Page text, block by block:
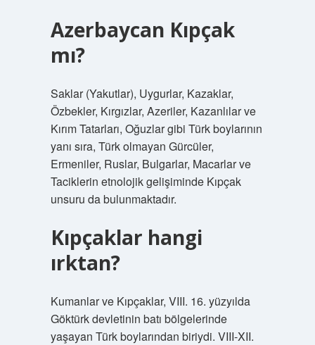
Azerbaycan Kıpçak
mı?
Saklar (Yakutlar), Uygurlar, Kazaklar,
Özbekler, Kırgızlar, Azeriler, Kazanlılar ve
Kırım Tatarları, Oğuzlar gibi Türk boylarının
yanı sıra, Türk olmayan Gürcüler,
Ermeniler, Ruslar, Bulgarlar, Macarlar ve
Taciklerin etnolojik gelişiminde Kıpçak
unsuru da bulunmaktadır.
Kıpçaklar hangi
ırktan?
Kumanlar ve Kıpçaklar, VIII. 16. yüzyılda
Göktürk devletinin batı bölgelerinde
yaşayan Türk boylarından biriydi. VIII-XII.